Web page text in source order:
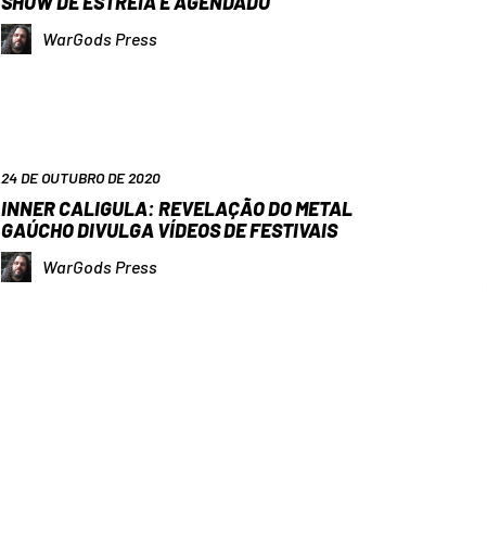
WarGods Press
24 DE OUTUBRO DE 2020
INNER CALIGULA: REVELAÇÃO DO METAL
GAÚCHO DIVULGA VÍDEOS DE FESTIVAIS
WarGods Press